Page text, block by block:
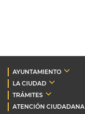
AYUNTAMIENTO
LA CIUDAD
TRÁMITES
ATENCIÓN CIUDADANA